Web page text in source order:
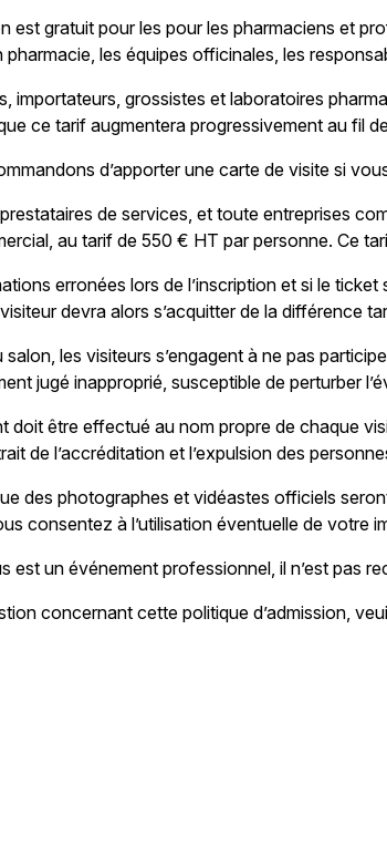
est gratuit pour les pour les pharmaciens et
pharmacie, les équipes officinales, les
importateurs, grossistes et laboratoires
ce tarif augmentera progressivement au fil
d’apporter une carte de visite si
de services, et toute entreprises
au tarif de 550 € HT par personne. Ce
erronées lors de l’inscription et si le
devra alors s’acquitter de la différence
salon, les visiteurs s’engagent à ne pas
jugé inapproprié, susceptible de perturber
doit être effectué au nom propre de chaque
de l’accréditation et l’expulsion des
des photographes et vidéastes officiels
consentez à l’utilisation éventuelle de
est un événement professionnel, il n’est pas
concernant cette politique d’admission,